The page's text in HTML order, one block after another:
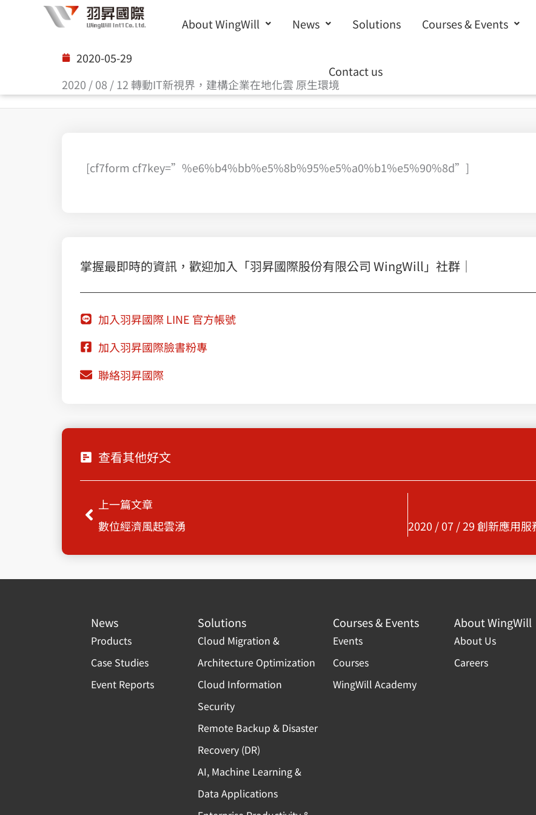
About WingWill News Solutions Courses & Events
Contact us
2020-05-29
2020 / 08 / 12 轉動IT新視界，建構企業在地化雲 原生環境
[cf7form cf7key=”%e6%b4%bb%e5%8b%95%e5%a0%b1%e5%90%8d”]
掌握最即時的資訊，歡迎加入「羽昇國際股份有限公司 WingWill」社群｜
加入羽昇國際 LINE 官方帳號
加入羽昇國際臉書粉專
聯絡羽昇國際
查看其他好文
Prev
上一篇文章
數位經濟風起雲湧
News
Products
Case Studies
Event Reports
Solutions
Cloud Migration &
Architecture Optimization
Cloud Information
Security
Remote Backup & Disaster
Recovery (DR)
AI, Machine Learning &
Data Applications
Courses & Events
Events
Courses
WingWill Academy
About WingWill
About Us
Careers